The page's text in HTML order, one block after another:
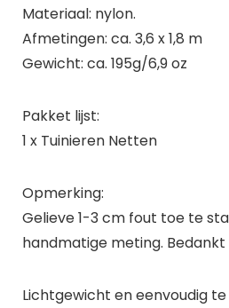
Materiaal: nylon.
Afmetingen: ca. 3,6 x 1,8 m
Gewicht: ca. 195g/6,9 oz
Pakket lijst:
1 x Tuinieren Netten
Opmerking:
Gelieve 1-3 cm fout toe te
handmatige meting.
Lichtgewicht en eenvoudig